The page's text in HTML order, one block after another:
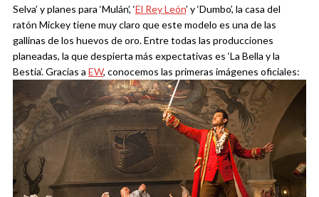
Selva’ y planes para ‘Mulán’, ‘El Rey León’ y ‘Dumbo’, la casa del
ratón Mickey tiene muy claro que este modelo es una de las
gallinas de los huevos de oro. Entre todas las producciones
planeadas, la que despierta más expectativas es ‘La Bella y la
Bestia’. Gracias a EW, conocemos las primeras imágenes oficiales: